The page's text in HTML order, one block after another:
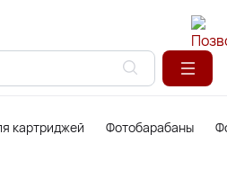
картриджей Фотобарабаны